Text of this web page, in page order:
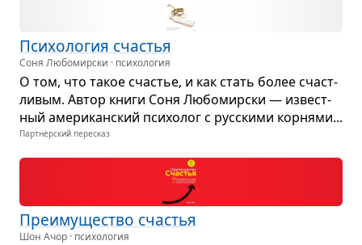
Пси­хо­ло­гия сча­стья
Соня Любомирски · психология
О том, что такое сча­стье, и как стать более счаст­
ли­вым. Автор книги Соня Любо­мир­ски — извест­
ный аме­ри­кан­ский пси­хо­лог с рус­скими кор­нями...
Партнёрский пересказ
Пре­иму­ще­ство сча­стья
Шон Ачор · психология